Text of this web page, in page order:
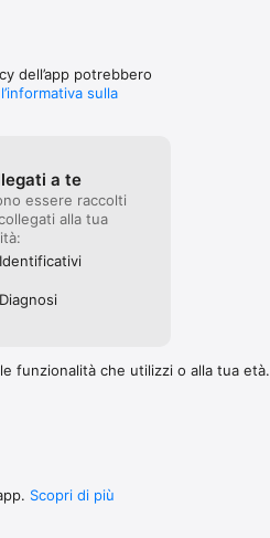
dell’app potrebbero
l’informativa sulla
a te
essere raccolti
alla tua
Identificativi
Diagnosi
funzionalità che utilizzi o alla tua età.
Scopri di più